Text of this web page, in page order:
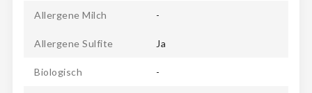
Allergene Milch -
Allergene Sulfite Ja
Biologisch -